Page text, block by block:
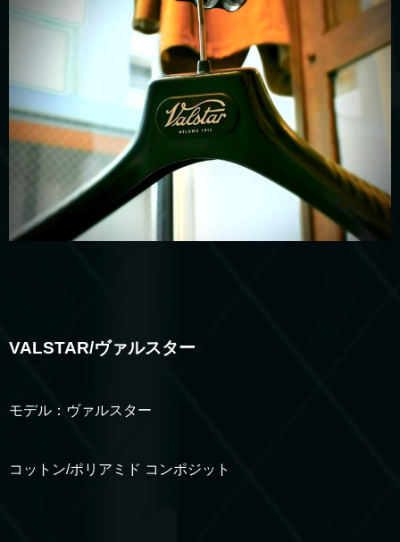
VALSTAR/ヴァルスター
モデル：ヴァルスター
コットン/ポリアミド コンポジット